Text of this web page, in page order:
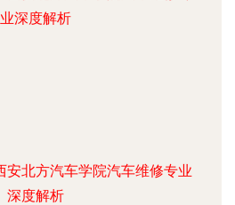
安北方汽车学院汽车维修专业
深度解析